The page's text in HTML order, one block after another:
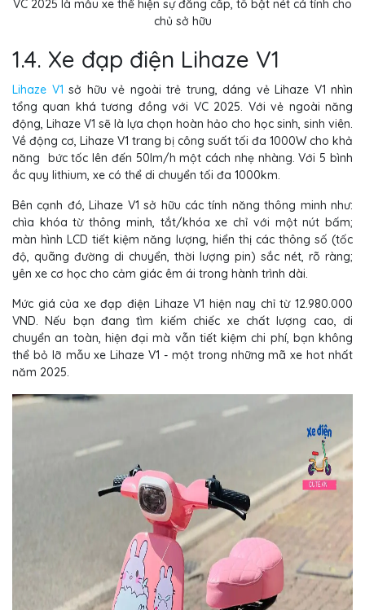
VC 2025 là mẫu xe thể hiện sự đẳng cấp, tô bật nét cá tính cho
chủ sở hữu
1.4. Xe đạp điện Lihaze V1
Lihaze V1 sở hữu vẻ ngoài trẻ trung, dáng vẻ Lihaze V1 nhìn
tổng quan khá tương đồng với VC 2025. Với vẻ ngoài năng
động, Lihaze V1 sẽ là lựa chọn hoàn hảo cho học sinh, sinh viên.
Về động cơ, Lihaze V1 trang bị công suất tối đa 1000W cho khả
năng bức tốc lên đến 50lm/h một cách nhẹ nhàng. Với 5 bình
ắc quy lithium, xe có thể di chuyển tối đa 1000km.
Bên cạnh đó, Lihaze V1 sở hữu các tính năng thông minh như:
chìa khóa từ thông minh, tắt/khóa xe chỉ với một nút bấm;
màn hình LCD tiết kiệm năng lượng, hiển thị các thông số (tốc
độ, quãng đường di chuyển, thời lượng pin) sắc nét, rõ ràng;
yên xe cơ học cho cảm giác êm ái trong hành trình dài.
Mức giá của xe đạp điện Lihaze V1 hiện nay chỉ từ 12.980.000
VND. Nếu bạn đang tìm kiếm chiếc xe chất lượng cao, di
chuyển an toàn, hiện đại mà vẫn tiết kiệm chi phí, bạn không
thể bỏ lỡ mẫu xe Lihaze V1 - một trong những mã xe hot nhất
năm 2025.